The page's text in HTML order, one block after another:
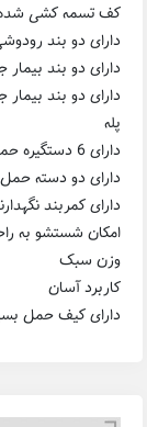
کف تسمه کشی
دارای دو بند
دارای دو بند
دارای دو بند
پله
دارای 6 دستگیره حمل مصدوم در دو طرف پتو
دارای دو دسته حمل
دارای کمربند
امکان شستشو به
وزن سبک
کاربرد آسان
دارای کیف حمل